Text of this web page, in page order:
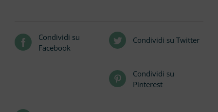
Condividi su
Facebook
Condividi su Twitter
Condividi su
Pinterest